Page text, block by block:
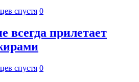
спустя 0
всегда прилетает
спустя 0